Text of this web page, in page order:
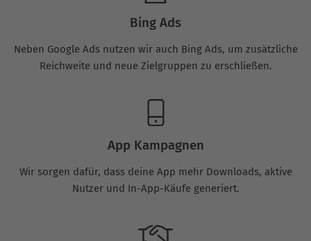
Bing Ads
Neben Google Ads nutzen wir auch Bing Ads, um zusätzliche
Reichweite und neue Zielgruppen zu erschließen.
App Kampagnen
Wir sorgen dafür, dass deine App mehr Downloads, aktive
Nutzer und In-App-Käufe generiert.